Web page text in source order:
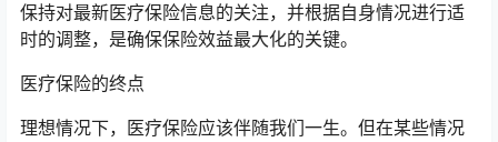
保持对最新医疗保险信息的关注，并根据自身情况进行适
时的调整，是确保保险效益最大化的关键。
医疗保险的终点
理想情况下，医疗保险应该伴随我们一生。但在某些情况